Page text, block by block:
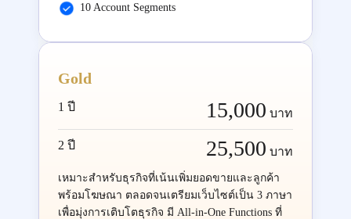
10 Account Segments
Gold
1 ปี 15,000 บาท
2 ปี 25,500 บาท
เหมาะสำหรับธุรกิจที่เน้นเพิ่มยอดขายและลูกค้า
พร้อมโฆษณา ตลอดจนเตรียมเว็บไซต์เป็น 3 ภาษา
เพื่อมุ่งการเติบโตธุรกิจ มี All-in-One Functions ที่